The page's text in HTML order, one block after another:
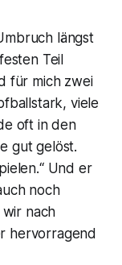
längst
Teil
für mich zwei
viele
oft in den
gut gelöst.
Und er
noch
nach
hervorragend